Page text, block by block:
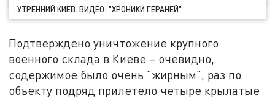
УТРЕННИЙ КИЕВ. ВИДЕО: "ХРОНИКИ ГЕРАНЕЙ"
Подтверждено уничтожение крупного
военного склада в Киеве – очевидно,
содержимое было очень "жирным", раз по
объекту подряд прилетело четыре крылатые